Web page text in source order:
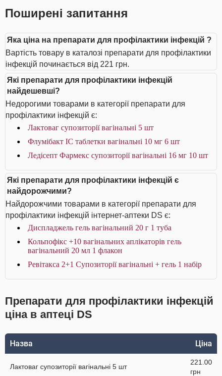
Поширені запитання
Яка ціна на препарати для профілактики інфекцій ?
Вартість товару в каталозі препарати для профілактики
інфекцій починається від 221 грн.
Які препарати для профілактики інфекцій
найдешевші?
Недорогими товарами в категорії препарати для
профілактики інфекцій є:
Лактоваг супозиторії вагінальні 5 шт
Флумібакт IC таблетки вагінальні 10 мг 6 шт
Ледісепт Фармекс супозиторії вагінальні 16 мг 10 шт
Які препарати для профілактики інфекцій є
найдорожчими?
Найдорожчими товарами в категорії препарати для
профілактики інфекцій інтернет-аптеки DS є:
Диспладжель гель вагінальний 20 г 1 туба
Кольпофікс +10 вагінальних аплікаторів гель
вагінальний 20 мл 1 флакон
Ревітакса 2+1 Супозиторiї вагiнальнi + гель 1 набір
Препарати для профілактики інфекцій
ціна в аптеці DS
Назва Ціна
Лактоваг супозиторії вагінальні 5 шт
221.00
грн